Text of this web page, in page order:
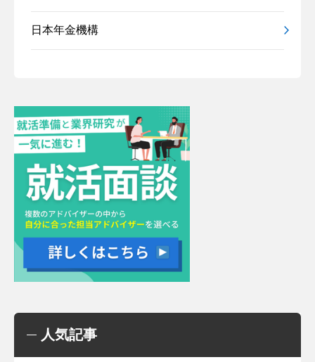
日本年金機構
人気記事